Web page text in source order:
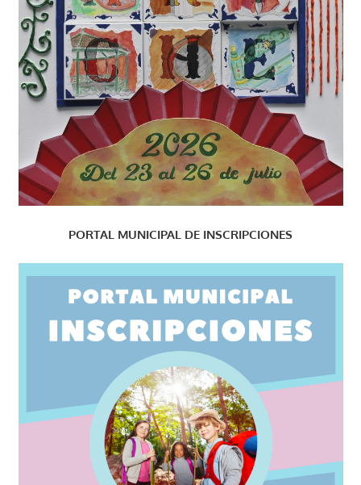
PORTAL MUNICIPAL DE INSCRIPCIONES